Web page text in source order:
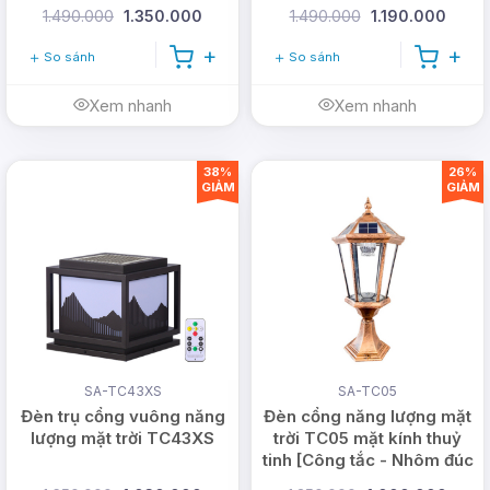
khác.
A: Chọn màu ánh sáng trắng
B. Chọn ánh sáng vàng
OFF: Tắt đèn
-: Giảm độ sáng của đèn
1.490.000 1.350.000
So sánh
Xem nhanh
1.490.000 1.190.000
So sánh
Xem nhanh
SA-TC43XS
Đèn trụ cổng vuông năng
lượng mặt trời TC43XS
38%
GIẢM
SA-TC05
Đèn cổng năng lượng mặt
trời TC05 mặt kính thuỷ
tinh [Công tắc - Nhôm đúc
26%
GIẢM